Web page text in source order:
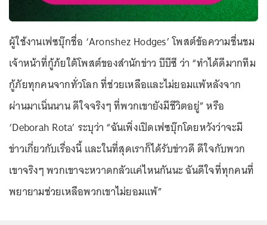
ผู้ใช้งานเฟซบุ๊กชื่อ ‘Aronshez Hodges’ โพสต์ข้อความชื่นชม
เจ้าหน้าที่กู้ภ้ยใต้โพสต์ของสำนักข่าว บีบีซี ว่า “ทำได้ดีมากทีม
กู้ภัยทุกคนจากทั่วโลก ที่ช่วยเหลือและไม่ยอมแพ้หลังจาก
ผ่านมาเนิ่นนาน ดีใจจริงๆ ที่พวกเขายังมีชีวิตอยู่” หรือ
‘Deborah Rota’ ระบุว่า “ฉันเพิ่งเปิดเฟซบุ๊กโดยหวังว่าจะมี
ข่าวเกี่ยวกับเรื่องนี้ และในที่สุดเราก็ได้รับข่าวดี ดีใจกับพวก
เขาจริงๆ พวกเขาจะหวาดกลัวแค่ไหนกันนะ ฉันดีใจที่ทุกคนที่
พยายามช่วยเหลือพวกเขาไม่ยอมแพ้”